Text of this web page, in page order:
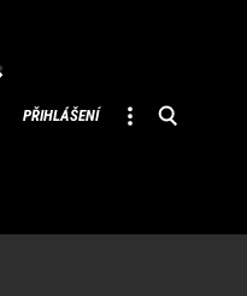
PŘIHLÁŠENÍ